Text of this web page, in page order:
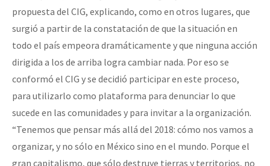
propuesta del CIG, explicando, como en otros lugares, que
surgió a partir de la constatación de que la situación en
todo el país empeora dramáticamente y que ninguna acción
dirigida a los de arriba logra cambiar nada. Por eso se
conformó el CIG y se decidió participar en este proceso,
para utilizarlo como plataforma para denunciar lo que
sucede en las comunidades y para invitar a la organización.
“Tenemos que pensar más allá del 2018: cómo nos vamos a
organizar, y no sólo en México sino en el mundo. Porque el
gran capitalismo, que sólo destruye tierras y territorios, no